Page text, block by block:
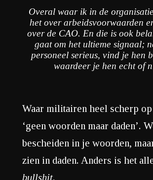
Overal waar ik in de
het over arbeidsvoorwaarden
over de CAO. En die is ook
gaat om het ultieme signaal;
personeel serieus, vind je hen
waardeer je hen echt of
Waar militairen heel scherp
‘geen woorden maar daden’.
bescheiden in je woorden,
zien in daden. Anders is het
bullshit.